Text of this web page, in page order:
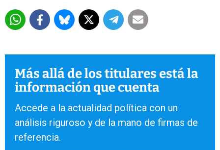
Más allá de los titulares está la
información que cuenta
Accede a la actualidad política con un
análisis riguroso y de la mano de firmas de
referencia.